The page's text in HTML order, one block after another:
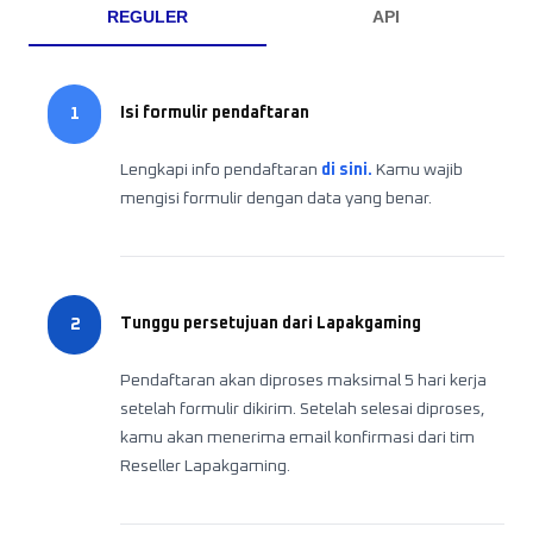
REGULER API
1 Isi formulir pendaftaran
Lengkapi info pendaftaran di sini. Kamu wajib
mengisi formulir dengan data yang benar.
2 Tunggu persetujuan dari Lapakgaming
Pendaftaran akan diproses maksimal 5 hari kerja
setelah formulir dikirim. Setelah selesai diproses,
kamu akan menerima email konfirmasi dari tim
Reseller Lapakgaming.